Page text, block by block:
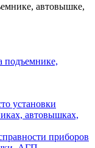
автовышке,
подъемнике,
установки
автовышках,
приборов